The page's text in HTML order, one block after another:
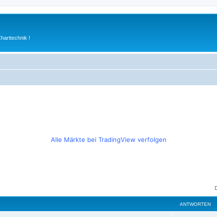
!
Alle Märkte bei TradingView verfolgen
ANTWORTEN